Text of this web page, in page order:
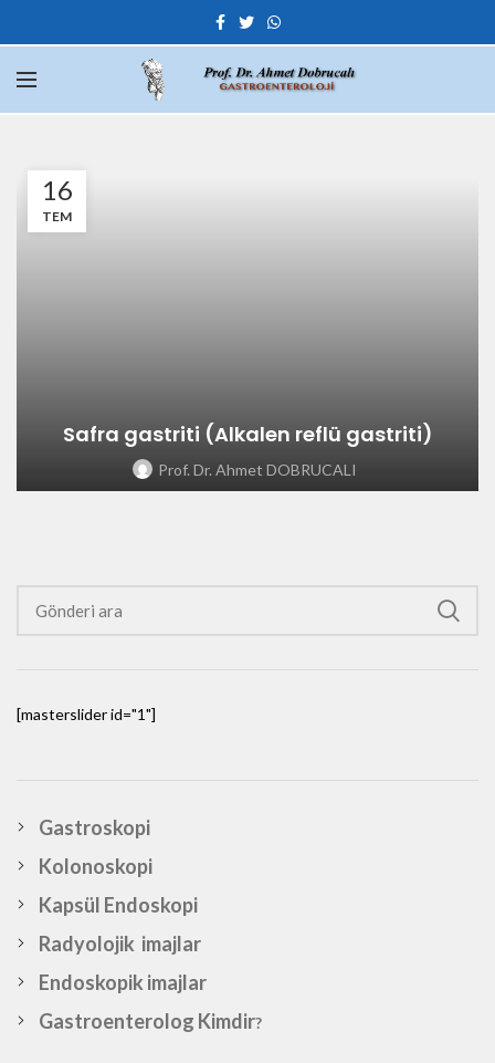
16
TEM
Safra gastriti (Alkalen reflü gastriti)
Prof. Dr. Ahmet DOBRUCALI
[masterslider id="1"]
Gastroskopi
Kolonoskopi
Kapsül Endoskopi
Radyolojik imajlar
Endoskopik imajlar
Gastroenterolog Kimdir?